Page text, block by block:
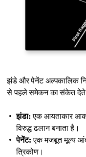
झंडे और पेनेंट अल्पकालिक
से पहले समेकन का संकेत देते
झंडा: एक आयताकार
विरुद्ध ढलान बनाता है।
पेनेंट: एक मजबूत मूल्य
त्रिकोण।